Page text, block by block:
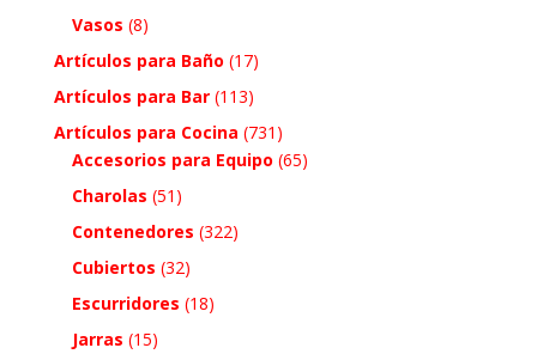
Vasos (8)
Artículos para Baño (17)
Artículos para Bar (113)
Artículos para Cocina (731)
Accesorios para Equipo (65)
Charolas (51)
Contenedores (322)
Cubiertos (32)
Escurridores (18)
Jarras (15)